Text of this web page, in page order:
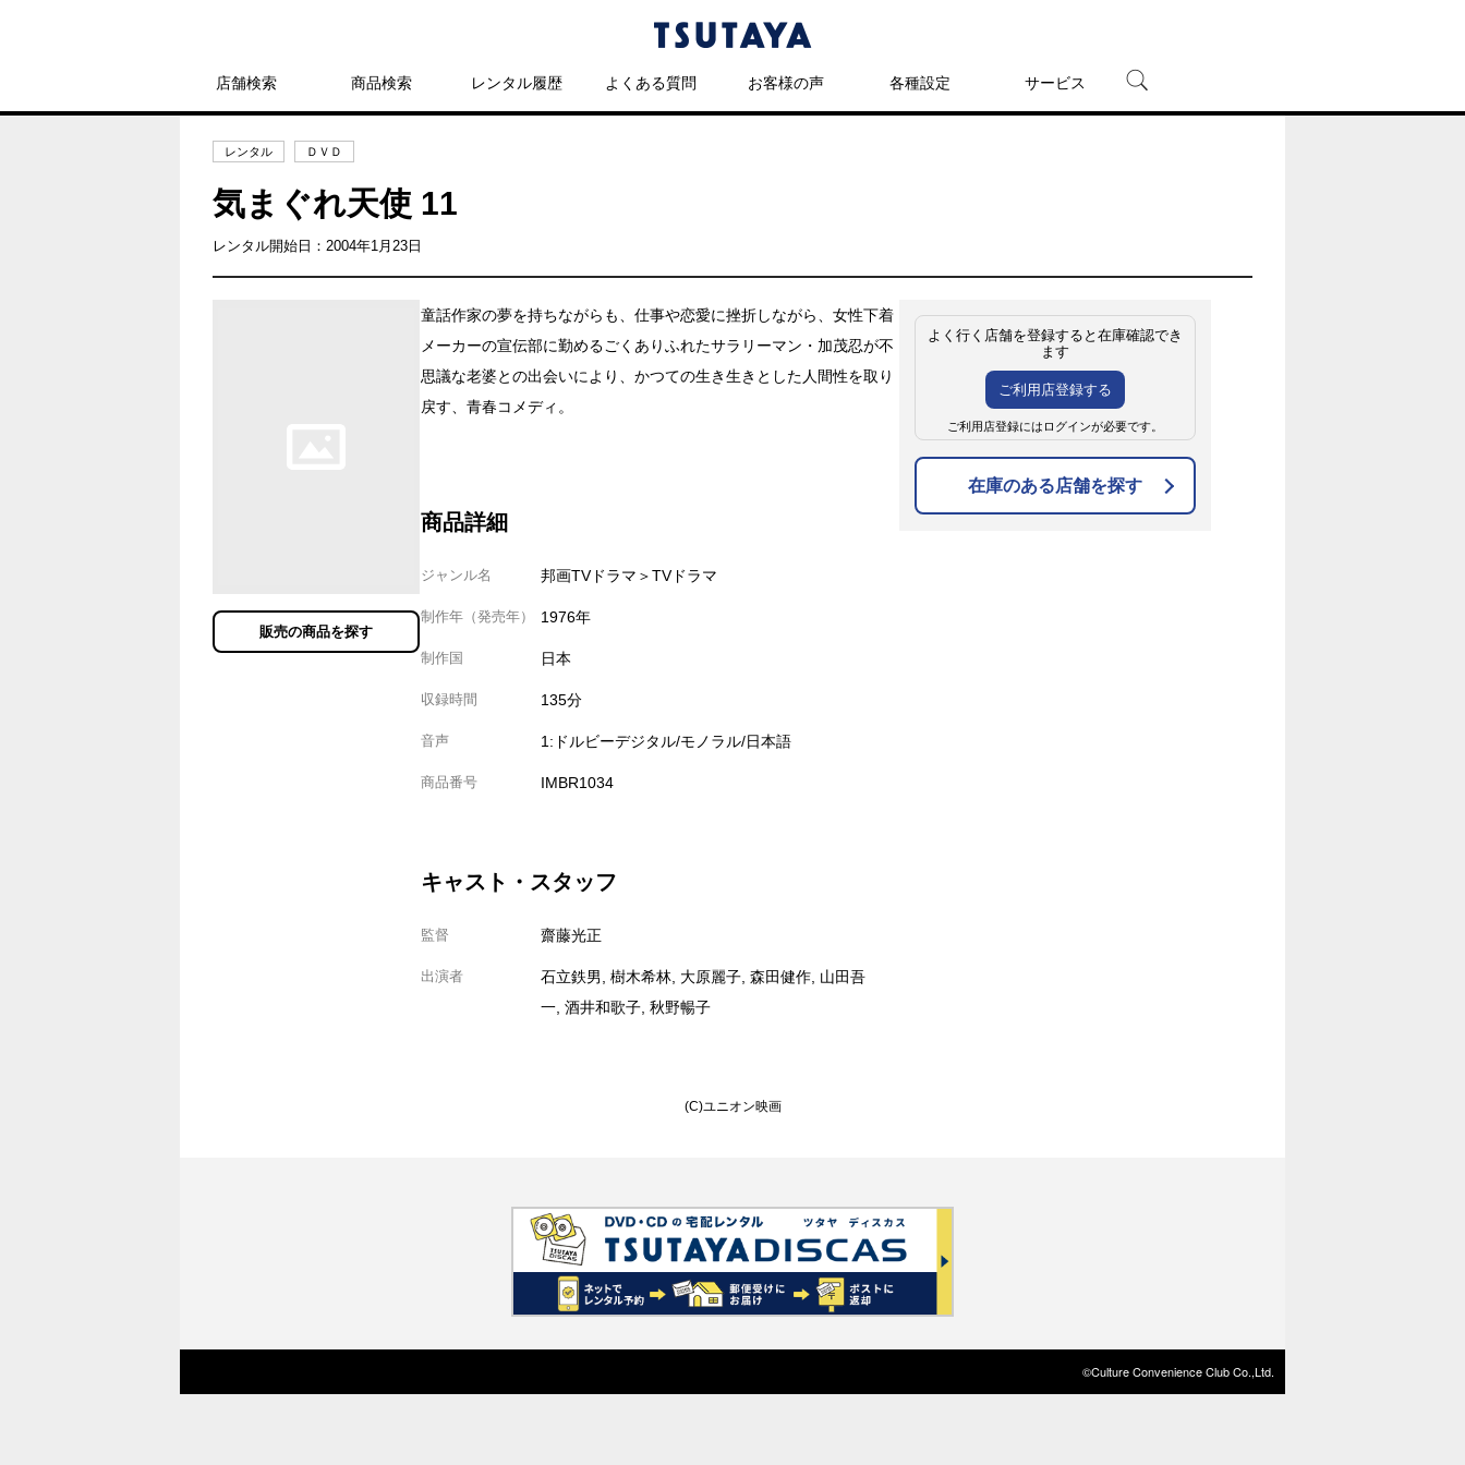
店舗検索 商品検索 レンタル履歴 よくある質問 お客様の声 各種設定 サービス
レンタル ＤＶＤ
気まぐれ天使 11
レンタル開始日：2004年1月23日
販売の商品を探す
童話作家の夢を持ちながらも、仕事や恋愛に挫折しながら、女性下着
メーカーの宣伝部に勤めるごくありふれたサラリーマン・加茂忍が不
思議な老婆との出会いにより、かつての生き生きとした人間性を取り
戻す、青春コメディ。
商品詳細
ジャンル名 邦画TVドラマ＞TVドラマ
制作年（発売年） 1976年
制作国 日本
収録時間 135分
音声 1:ドルビーデジタル/モノラル/日本語
商品番号 IMBR1034
キャスト・スタッフ
監督 齋藤光正
出演者
石立鉄男, 樹木希林, 大原麗子, 森田健作, 山田吾
一, 酒井和歌子, 秋野暢子
よく行く店舗を登録すると在庫確認でき
ます
ご利用店登録する
ご利用店登録にはログインが必要です。
在庫のある店舗を探す
(C)ユニオン映画
©Culture Convenience Club Co.,Ltd.